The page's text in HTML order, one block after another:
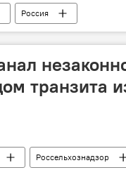
Россия
транзита
Россельхознадзор